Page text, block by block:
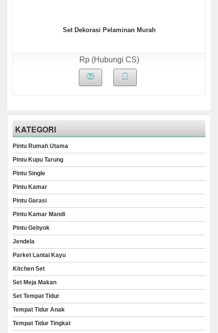
Set Dekorasi Pelaminan Murah
Rp (Hubungi CS)
KATEGORI
Pintu Rumah Utama
Pintu Kupu Tarung
Pintu Single
Pintu Kamar
Pintu Garasi
Pintu Kamar Mandi
Pintu Gebyok
Jendela
Parket Lantai Kayu
Kitchen Set
Set Meja Makan
Set Tempat Tidur
Tempat Tidur Anak
Tempat Tidur Tingkat